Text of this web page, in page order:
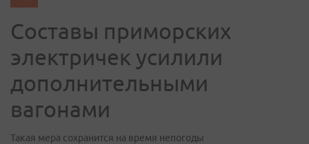
Составы приморских
электричек усилили
дополнительными
вагонами
Такая мера сохранится на время непогоды